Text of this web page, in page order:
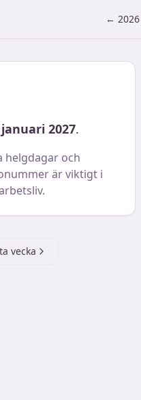
← 2026
januari 2027.
helgdagar och
är viktigt i
vecka